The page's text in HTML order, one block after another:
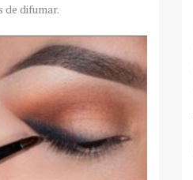
difumar.